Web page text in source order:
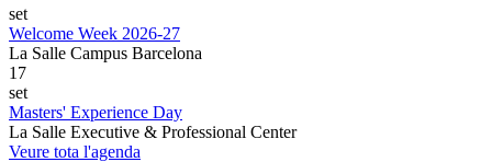
set
Welcome Week 2026-27
La Salle Campus Barcelona
17
set
Masters' Experience Day
La Salle Executive & Professional Center
Veure tota l'agenda